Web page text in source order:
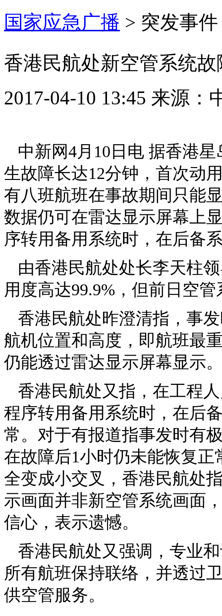
国家应急广播 > 突发事件
香港民航处新空管系统
2017-04-10 13:45 来源：
中新网4月10日电 据香港
生故障长达12分钟，首次动
有八班航班在事故期间只能
数据仍可在雷达显示屏幕上
序转用备用系统时，在后备
由香港民航处处长李天柱
用度高达99.9%，但前日空
香港民航处昨澄清指，事
航机位置和高度，即航班最
仍能透过雷达显示屏幕显示
香港民航处又指，在工程
程序转用备用系统时，在后
常。对于有报道指事发时有
在故障后1小时仍未能恢复
全变成小交叉，香港民航处
示画面并非新空管系统画面
信心，表示遗憾。
香港民航处又强调，专业
所有航班保持联络，并透过
供空管服务。